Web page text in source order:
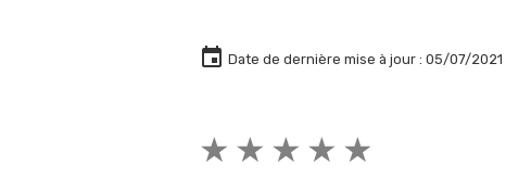
Date de dernière mise à jour : 05/07/2021
★ ★ ★ ★ ★